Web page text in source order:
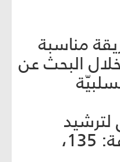
مناسبة
البحث عن
الاستهلاك. (كشافة: 135،